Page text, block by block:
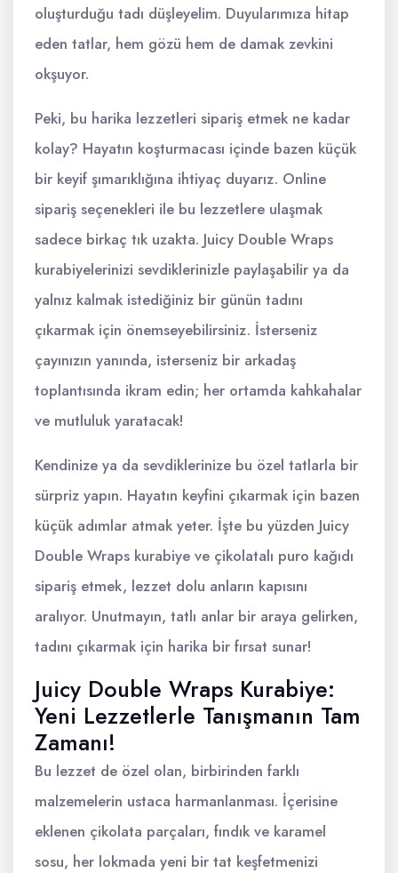
oluşturduğu tadı düşleyelim. Duyularımıza hitap
eden tatlar, hem gözü hem de damak zevkini
okşuyor.
Peki, bu harika lezzetleri sipariş etmek ne kadar
kolay? Hayatın koşturmacası içinde bazen küçük
bir keyif şımarıklığına ihtiyaç duyarız. Online
sipariş seçenekleri ile bu lezzetlere ulaşmak
sadece birkaç tık uzakta. Juicy Double Wraps
kurabiyelerinizi sevdiklerinizle paylaşabilir ya da
yalnız kalmak istediğiniz bir günün tadını
çıkarmak için önemseyebilirsiniz. İsterseniz
çayınızın yanında, isterseniz bir arkadaş
toplantısında ikram edin; her ortamda kahkahalar
ve mutluluk yaratacak!
Kendinize ya da sevdiklerinize bu özel tatlarla bir
sürpriz yapın. Hayatın keyfini çıkarmak için bazen
küçük adımlar atmak yeter. İşte bu yüzden Juicy
Double Wraps kurabiye ve çikolatalı puro kağıdı
sipariş etmek, lezzet dolu anların kapısını
aralıyor. Unutmayın, tatlı anlar bir araya gelirken,
tadını çıkarmak için harika bir fırsat sunar!
Juicy Double Wraps Kurabiye:
Yeni Lezzetlerle Tanışmanın Tam
Zamanı!
Bu lezzet de özel olan, birbirinden farklı
malzemelerin ustaca harmanlanması. İçerisine
eklenen çikolata parçaları, fındık ve karamel
sosu, her lokmada yeni bir tat keşfetmenizi